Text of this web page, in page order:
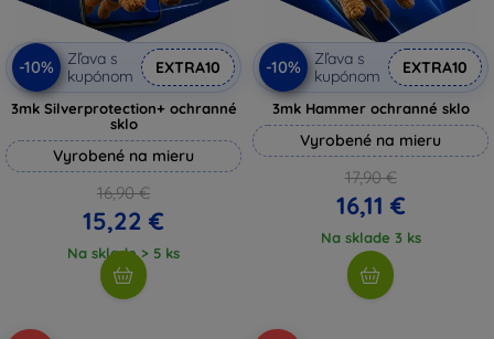
-10%
Zľava s
kupónom
EXTRA10
3mk Silverprotection+ ochranné
sklo
Vyrobené na mieru
16,90 €
15,22 €
Na sklade > 5 ks
-10%
Zľava s
kupónom
EXTRA10
3mk Hammer ochranné sklo
Vyrobené na mieru
17,90 €
16,11 €
Na sklade 3 ks